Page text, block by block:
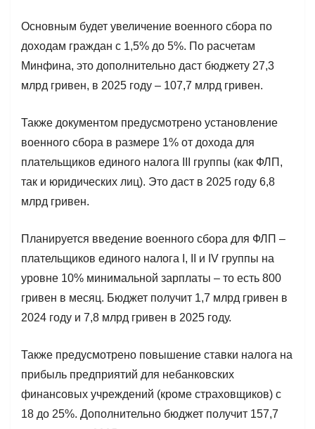
Основным будет увеличение военного сбора по
доходам граждан с 1,5% до 5%. По расчетам
Минфина, это дополнительно даст бюджету 27,3
млрд гривен, в 2025 году – 107,7 млрд гривен.
Также документом предусмотрено установление
военного сбора в размере 1% от дохода для
плательщиков единого налога ІІІ группы (как ФЛП,
так и юридических лиц). Это даст в 2025 году 6,8
млрд гривен.
Планируется введение военного сбора для ФЛП –
плательщиков единого налога I, II и IV группы на
уровне 10% минимальной зарплаты – то есть 800
гривен в месяц. Бюджет получит 1,7 млрд гривен в
2024 году и 7,8 млрд гривен в 2025 году.
Также предусмотрено повышение ставки налога на
прибыль предприятий для небанковских
финансовых учреждений (кроме страховщиков) с
18 до 25%. Дополнительно бюджет получит 157,7